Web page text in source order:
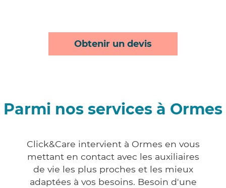
Obtenir un devis
Parmi nos services à Ormes
Click&Care intervient à Ormes en vous
mettant en contact avec les auxiliaires
de vie les plus proches et les mieux
adaptées à vos besoins. Besoin d'une